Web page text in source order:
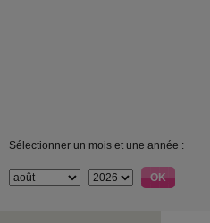
Sélectionner un mois et une année :